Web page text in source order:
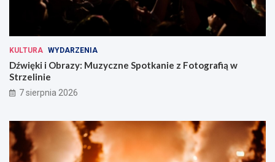
KULTURA WYDARZENIA
Dźwięki i Obrazy: Muzyczne Spotkanie z Fotografią w
Strzelinie
7 sierpnia 2026